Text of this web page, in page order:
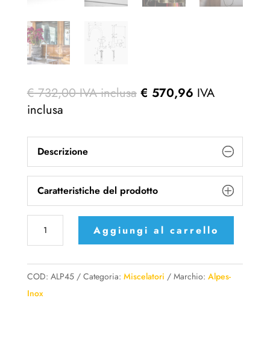
€732,00 IVA inclusa € 570,96 IVA
inclusa
Descrizione
Caratteristiche del prodotto
miscelatore
monocomando
Aggiungi al carrello
COD: ALP45 Categoria: Miscelatori Marchio: Alpes-
Inox